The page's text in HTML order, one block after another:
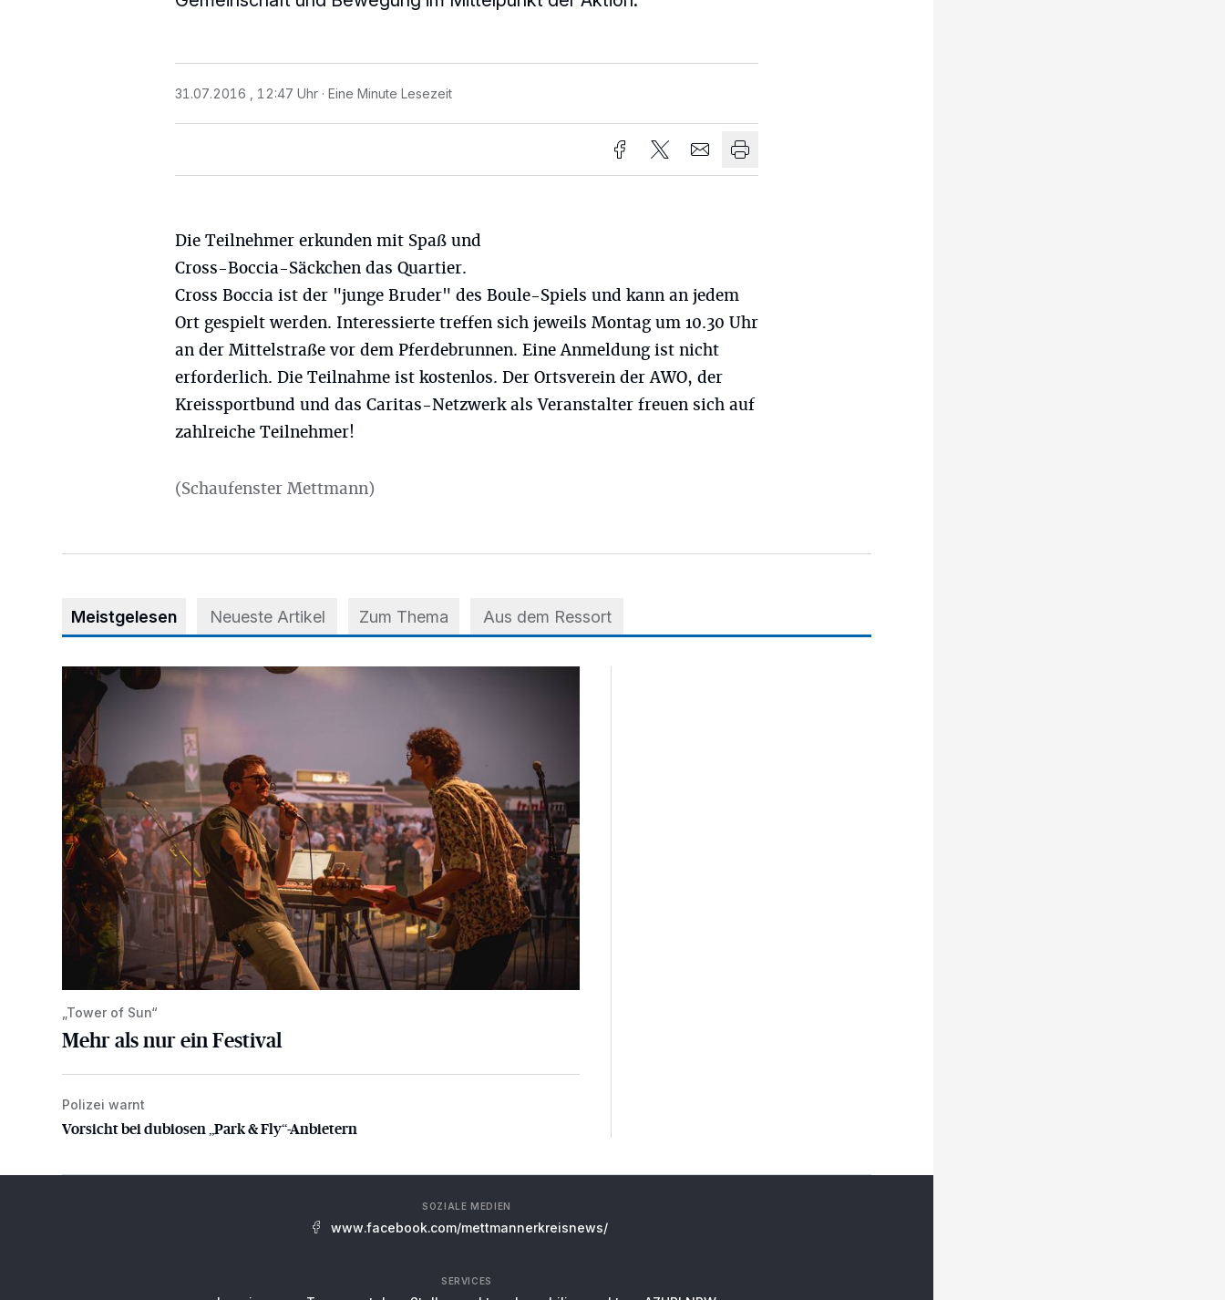
31.07.2016 , 12:47 Uhr Eine Minute Lesezeit
Die Teilnehmer erkunden mit Spaß und
Cross-Boccia-Säckchen das Quartier.
Cross Boccia ist der "junge Bruder" des Boule-Spiels und kann an jedem
Ort gespielt werden. Interessierte treffen sich jeweils Montag um 10.30 Uhr
an der Mittelstraße vor dem Pferdebrunnen. Eine Anmeldung ist nicht
erforderlich. Die Teilnahme ist kostenlos. Der Ortsverein der AWO, der
Kreissportbund und das Caritas-Netzwerk als Veranstalter freuen sich auf
zahlreiche Teilnehmer!
(Schaufenster Mettmann)
Meistgelesen Neueste Artikel Zum Thema Aus dem Ressort
Mehr als nur ein Festival
„Tower of Sun“
Mehr als nur ein Festival
Vorsicht bei dubiosen „Park & Fly“-Anbietern
Polizei warnt
Vorsicht bei dubiosen „Park & Fly“-Anbietern
SOZIALE MEDIEN
www.facebook.com/mettmannerkreisnews/
SERVICES